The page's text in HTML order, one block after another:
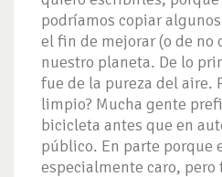
podríamos copiar
el fin de mejorar (o de no
nuestro planeta. De lo
fue de la pureza del aire.
limpio? Mucha gente
bicicleta antes que en
público. En parte porque
especialmente caro,